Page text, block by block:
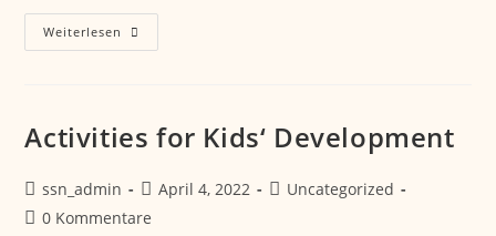
Weiterlesen
Activities for Kids‘ Development
ssn_admin April 4, 2022
Uncategorized
0 Kommentare